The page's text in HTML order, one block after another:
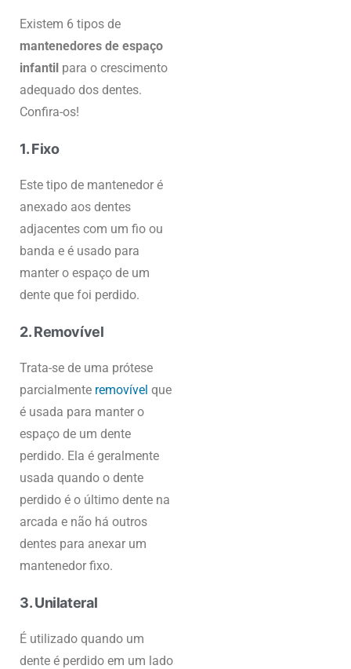
Existem 6 tipos de
mantenedores de espaço
infantil para o crescimento
adequado dos dentes.
Confira-os!
1. Fixo
Este tipo de mantenedor é
anexado aos dentes
adjacentes com um fio ou
banda e é usado para
manter o espaço de um
dente que foi perdido.
2. Removível
Trata-se de uma prótese
parcialmente removível que
é usada para manter o
espaço de um dente
perdido. Ela é geralmente
usada quando o dente
perdido é o último dente na
arcada e não há outros
dentes para anexar um
mantenedor fixo.
3. Unilateral
É utilizado quando um
dente é perdido em um lado